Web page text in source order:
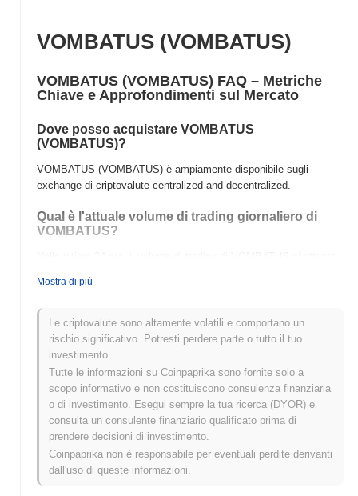
VOMBATUS (VOMBATUS)
VOMBATUS (VOMBATUS) FAQ – Metriche
Chiave e Approfondimenti sul Mercato
Dove posso acquistare VOMBATUS
(VOMBATUS)?
VOMBATUS (VOMBATUS) è ampiamente disponibile sugli
exchange di criptovalute centralized and decentralized.
Qual è l'attuale volume di trading giornaliero di
VOMBATUS?
VOMBATUS?
Massimo Storico (ATH): $4.68
Minimo Storico (ATL):
VOMBATUS è attualmente scambiato~91.85%al di sotto del suo
ATH .
Come si sta comportando VOMBATUS rispetto al
mercato crypto più ampio?
Negli ultimi 7 giorni, VOMBATUS ha guadagnato
Mostra di più
Le criptovalute sono altamente volatili e comportano un
rischio significativo. Potresti perdere parte o tutto il tuo
investimento.
Tutte le informazioni su Coinpaprika sono fornite solo a
scopo informativo e non costituiscono consulenza finanziaria
o di investimento. Esegui sempre la tua ricerca (DYOR) e
consulta un consulente finanziario qualificato prima di
prendere decisioni di investimento.
Coinpaprika non è responsabile per eventuali perdite derivanti
dall'uso di queste informazioni.